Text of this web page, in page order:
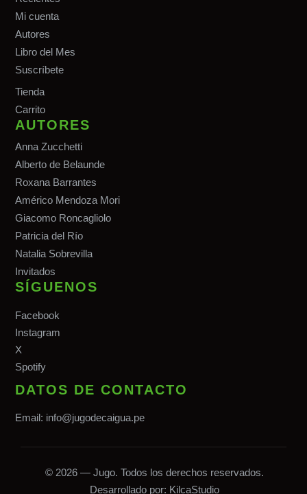
Mi cuenta
Autores
Libro del Mes
Suscríbete
Tienda
Carrito
AUTORES
Anna Zucchetti
Alberto de Belaunde
Roxana Barrantes
Américo Mendoza Mori
Giacomo Roncagliolo
Patricia del Río
Natalia Sobrevilla
Invitados
SÍGUENOS
Facebook
Instagram
X
Spotify
DATOS DE CONTACTO
Email: info@jugodecaigua.pe
© 2026 — Jugo. Todos los derechos reservados.
Desarrollado por: KilcaStudio